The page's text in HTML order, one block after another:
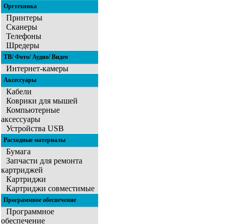
Оргтехника
Принтеры
Сканеры
Телефоны
Шредеры
ТВ/ Фото/ Аудио/ Видео
Интернет-камеры
Аксессуары
Кабели
Коврики для мышей
Компьютерные
аксессуары
Устройства USB
Расходные материалы
Бумага
Запчасти для ремонта
картриджей
Картриджи
Картриджи совместимые
Программное обеспечение
Программное
обеспечение